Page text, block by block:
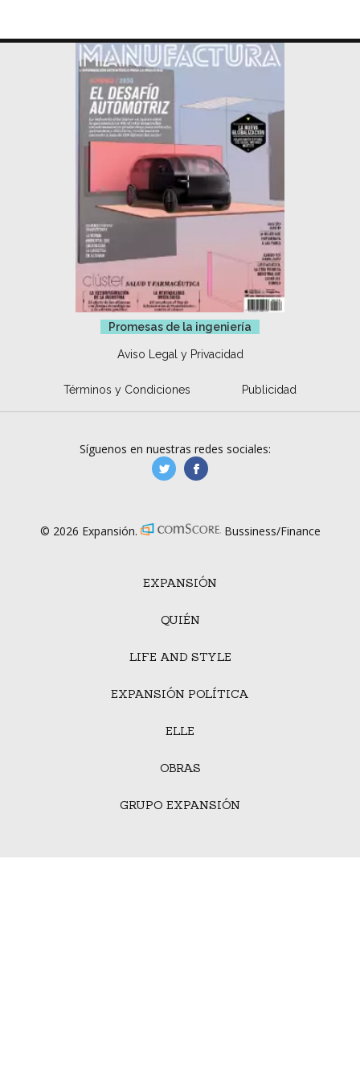
Promesas de la ingeniería
Aviso Legal y Privacidad
Términos y Condiciones Publicidad
EXPANSIÓN
QUIÉN
LIFE AND STYLE
EXPANSIÓN POLÍTICA
ELLE
OBRAS
GRUPO EXPANSIÓN
Síguenos en nuestras redes sociales:
manufacturaGE
© 2026 Expansión. Bussiness/Finance